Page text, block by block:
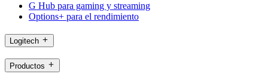
G Hub para gaming y streaming
Options+ para el rendimiento
Logitech
Productos